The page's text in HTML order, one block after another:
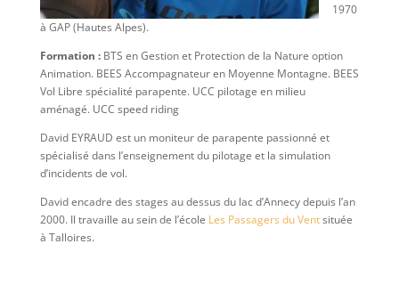
1970
à GAP (Hautes Alpes).
Formation : BTS en Gestion et Protection de la Nature option
Animation. BEES Accompagnateur en Moyenne Montagne. BEES
Vol Libre spécialité parapente. UCC pilotage en milieu
aménagé. UCC speed riding
David EYRAUD est un moniteur de parapente passionné et
spécialisé dans l’enseignement du pilotage et la simulation
d’incidents de vol.
David encadre des stages au dessus du lac d’Annecy depuis l’an
2000. Il travaille au sein de l’école Les Passagers du Ventsituée
à Talloires.